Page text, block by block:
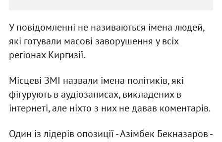
У повідомленні не називаються імена людей,
які готували масові заворушення у всіх
регіонах Киргизії.
Місцеві ЗМІ назвали імена політиків, які
фігурують в аудіозаписах, викладених в
інтернеті, але ніхто з них не давав коментарів.
Один із лідерів опозиції - Азімбек Бекназаров -